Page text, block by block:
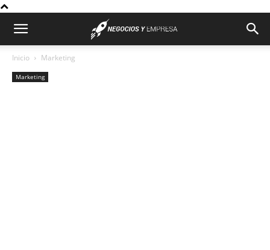
Inicio Marketing
Marketing